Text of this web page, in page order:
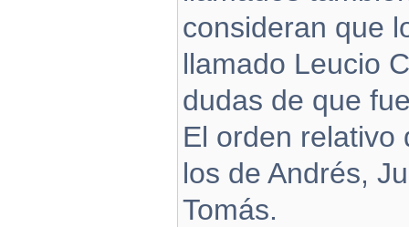
consideran que
llamado Leucio
dudas de que
El orden relativo
los de Andrés,
Tomás.